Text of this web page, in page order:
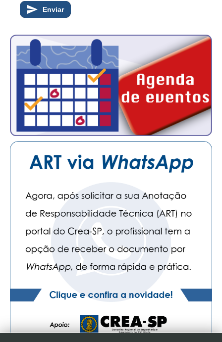
JORNAL DO ENGENHEIRO
AGENDA
SEESP NOTÍCIAS
NOTÍCIAS NO WHATSAPP
FOTOS
PUBLICIDADE
MANUAL DE REDAÇÃO
CONTATO
ATUALIZAÇÃO CADASTRAL
Enviar